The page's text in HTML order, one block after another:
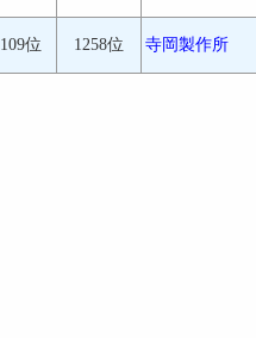
109位 1258位 寺岡製作所